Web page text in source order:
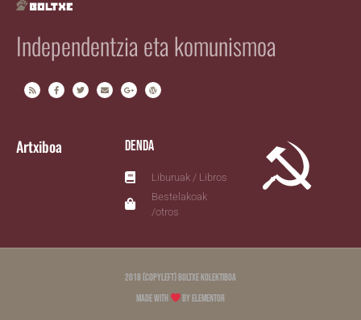
Independentzia eta komunismoa
Artxiboa Denda
Liburuak / Libros
Bestelakoak
/otros
2018 (copyleft) Boltxe Kolektiboa
Made with
by Elementor